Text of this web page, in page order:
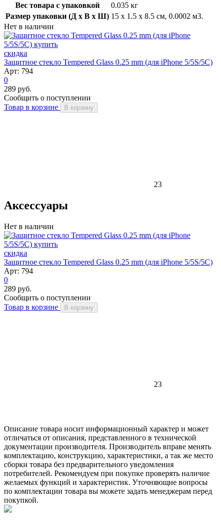
Вес товара с упаковкой
0.035 кг
Размер упаковки (Д x В x Ш) 15 x 1.5 x 8.5 см, 0.0002 м3.
Нет в наличии
скидка
Защитное стекло Tempered Glass 0.25 mm (для iPhone 5/5S/5C)
Арт: 794
0
289 руб.
Сообщить о поступлении
Товар в корзине
В корзину
23
Аксессуары
Нет в наличии
скидка
Защитное стекло Tempered Glass 0.25 mm (для iPhone 5/5S/5C)
Арт: 794
0
289 руб.
Сообщить о поступлении
Товар в корзине
В корзину
23
Описание товара носит информационный характер и может
отличаться от описания, представленного в технической
документации производителя. Производитель вправе менять
комплектацию, конструкцию, характеристики, а так же место
сборки товара без предварительного уведомления
потребителей. Рекомендуем при покупке проверять наличие
желаемых функций и характеристик. Уточняющие вопросы
по комплектации товара вы можете задать менеджерам перед
покупкой.